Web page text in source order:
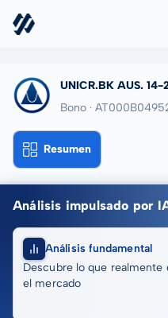
UNICR.BK AUS. 14-
Bono ·
Resumen
Análisis impulsado por
Análisis fundamental
Descubre lo que
el mercado